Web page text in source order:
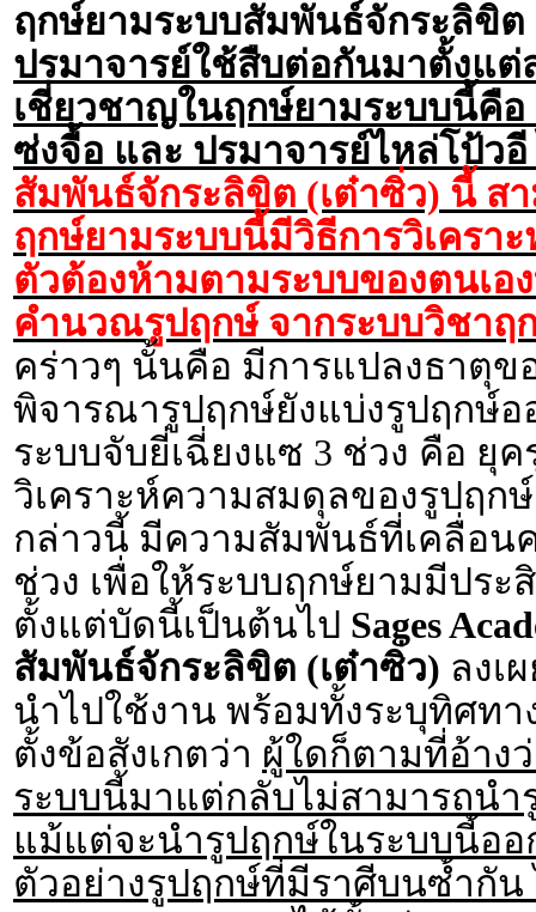
ฤกษ์ยามระบบสัมพันธ์จักระลิขิต
ปรมาจารย์ใช้สืบต่อกันมาตั้งแ
เชี่ยวชาญในฤกษ์ยามระบบนี้คือ
ซ่งจื้อ และ ปรมาจารย์ไหล่โป้ว
สัมพันธ์จักระลิขิต (เต๋าซิ่ว) นี้ ส
ฤกษ์ยามระบบนี้มีวิธีการวิเครา
ตัวต้องห้ามตามระบบของตนเอ
คำนวณรูปฤกษ์ จากระบบวิชาฤ
คร่าวๆ นั้นคือ มีการแปลงธาตุข
พิจารณารูปฤกษ์ยังแบ่งรูปฤกษ์
ระบบจับยี่เฉี่ยงแซ 3 ช่วง คือ ยุ
วิเคราะห์ความสมดุลของรูปฤก
กล่าวนี้ มีความสัมพันธ์ที่เคลื่อน
ช่วง เพื่อให้ระบบฤกษ์ยามมีปร
ตั้งแต่บัดนี้เป็นต้นไป Sages
สัมพันธ์จักระลิขิต (เต๋าซิ่ว) ลงเ
นำไปใช้งาน พร้อมทั้งระบุทิศท
ตั้งข้อสังเกตว่า ผู้ใดก็ตามที่อ้าง
ระบบนี้มาแต่กลับไม่สามารถนำ
แม้แต่จะนำรูปฤกษ์ในระบบนี้ออ
ตัวอย่างรูปฤกษ์ที่มีราศีบนซ้ำกั